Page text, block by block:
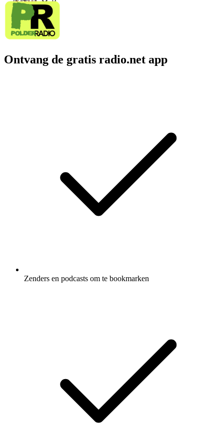
Ontvang de gratis radio.net app
Zenders en podcasts om te bookmarken